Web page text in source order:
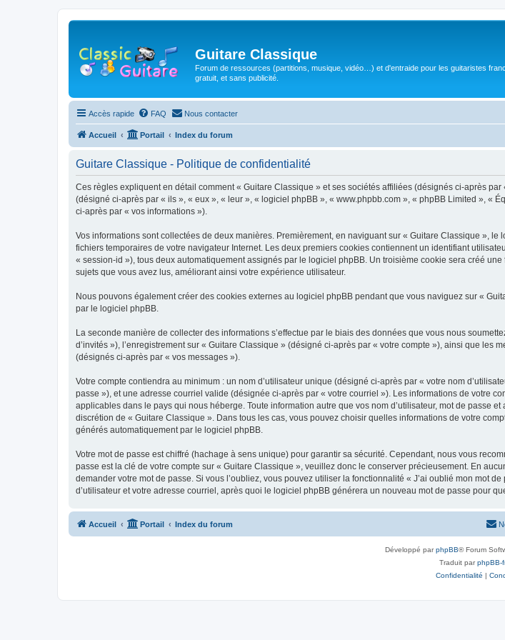
Guitare Classique
Forum de ressources (partitions, musique, vidéo…) et d'entraide pour les guitaristes
gratuit, et sans publicité.
Accès rapide FAQ Nous contacter
Accueil Portail Index du forum
Guitare Classique - Politique de confidentialité
Ces règles expliquent en détail comment « Guitare Classique » et ses sociétés affiliées (désignés ci-après
(désigné ci-après par « ils », « eux », « leur », « logiciel phpBB », « www.phpbb.com », « phpBB Limited », «
ci-après par « vos informations »).
Vos informations sont collectées de deux manières. Premièrement, en naviguant sur « Guitare Classique »,
fichiers temporaires de votre navigateur Internet. Les deux premiers cookies contiennent un identifiant
« session-id »), tous deux automatiquement assignés par le logiciel phpBB. Un troisième cookie sera créé
sujets que vous avez lus, améliorant ainsi votre expérience utilisateur.
Nous pouvons également créer des cookies externes au logiciel phpBB pendant que vous naviguez sur «
par le logiciel phpBB.
La seconde manière de collecter des informations s’effectue par le biais des données que vous nous
d’invités »), l’enregistrement sur « Guitare Classique » (désigné ci-après par « votre compte »), ainsi que
(désignés ci-après par « vos messages »).
Votre compte contiendra au minimum : un nom d’utilisateur unique (désigné ci-après par « votre nom
passe »), et une adresse courriel valide (désignée ci-après par « votre courriel »). Les informations de votre
applicables dans le pays qui nous héberge. Toute information autre que vos nom d’utilisateur, mot de passe
discrétion de « Guitare Classique ». Dans tous les cas, vous pouvez choisir quelles informations de votre
générés automatiquement par le logiciel phpBB.
Votre mot de passe est chiffré (hachage à sens unique) pour garantir sa sécurité. Cependant, nous vous
passe est la clé de votre compte sur « Guitare Classique », veuillez donc le conserver précieusement. En
demander votre mot de passe. Si vous l’oubliez, vous pouvez utiliser la fonctionnalité « J’ai oublié mon mot
d’utilisateur et votre adresse courriel, après quoi le logiciel phpBB générera un nouveau mot de passe pour
Accueil Portail Index du forum
Développé parphpBB® Forum
Traduit parphpBB-
Confidentialité |